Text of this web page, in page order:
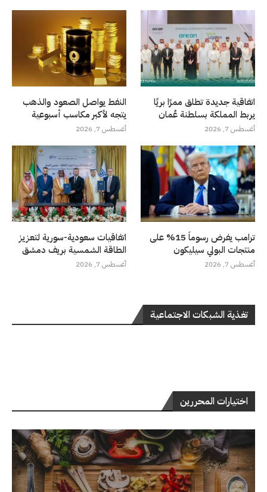
اتفاقية جديدة تطلق ممرًا بريًا
يربط المملكة بسلطنة عُمان
أغسطس 7, 2026
النفط يواصل الصعود والذهب
يتجه لأكبر مكاسب أسبوعية
أغسطس 7, 2026
ترامب يفرض رسوماً 15% على
منتجات البولي سيليكون
أغسطس 7, 2026
اتفاقيات سعودية-سورية لتعزيز
الطاقة الشمسية بريف دمشق
أغسطس 7, 2026
تغذية الشبكات الاجتماعية
اختيارات المحررين